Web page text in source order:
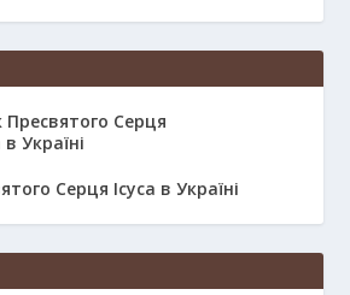
Серця Ісуса в Україні